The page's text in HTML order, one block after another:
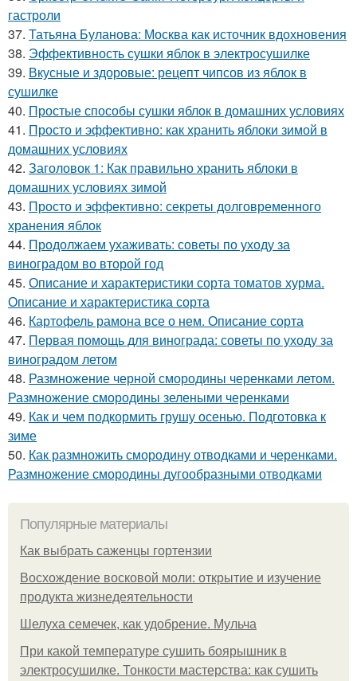
гастроли
37. Татьяна Буланова: Москва как источник вдохновения
38. Эффективность сушки яблок в электросушилке
39. Вкусные и здоровые: рецепт чипсов из яблок в
сушилке
40. Простые способы сушки яблок в домашних условиях
41. Просто и эффективно: как хранить яблоки зимой в
домашних условиях
42. Заголовок 1: Как правильно хранить яблоки в
домашних условиях зимой
43. Просто и эффективно: секреты долговременного
хранения яблок
44. Продолжаем ухаживать: советы по уходу за
виноградом во второй год
45. Описание и характеристики сорта томатов хурма.
Описание и характеристика сорта
46. Картофель рамона все о нем. Описание сорта
47. Первая помощь для винограда: советы по уходу за
виноградом летом
48. Размножение черной смородины черенками летом.
Размножение смородины зелеными черенками
49. Как и чем подкормить грушу осенью. Подготовка к
зиме
50. Как размножить смородину отводками и черенками.
Размножение смородины дугообразными отводками
Популярные материалы
Как выбрать саженцы гортензии
Восхождение восковой моли: открытие и изучение
продукта жизнедеятельности
Шелуха семечек, как удобрение. Мульча
При какой температуре сушить боярышник в
электросушилке. Тонкости мастерства: как сушить